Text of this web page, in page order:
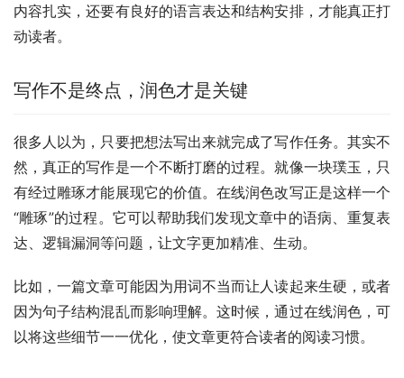
内容扎实，还要有良好的语言表达和结构安排，才能真正打
动读者。
写作不是终点，润色才是关键
很多人以为，只要把想法写出来就完成了写作任务。其实不
然，真正的写作是一个不断打磨的过程。就像一块璞玉，只
有经过雕琢才能展现它的价值。在线润色改写正是这样一个
“雕琢”的过程。它可以帮助我们发现文章中的语病、重复表
达、逻辑漏洞等问题，让文字更加精准、生动。
比如，一篇文章可能因为用词不当而让人读起来生硬，或者
因为句子结构混乱而影响理解。这时候，通过在线润色，可
以将这些细节一一优化，使文章更符合读者的阅读习惯。